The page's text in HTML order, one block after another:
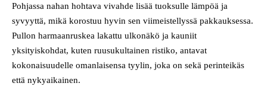
Pohjassa nahan hohtava vivahde lisää tuoksulle lämpöä ja
syvyyttä, mikä korostuu hyvin sen viimeistellyssä pakkauksessa.
Pullon harmaanruskea lakattu ulkonäkö ja kauniit
yksityiskohdat, kuten ruusukultainen ristiko, antavat
kokonaisuudelle omanlaisensa tyylin, joka on sekä perinteikäs
että nykyaikainen.